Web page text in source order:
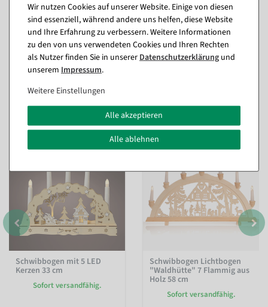
Passende Artikel zu diesem Produkt
(8)
%
Schwibbogen mit 5 LED
Kerzen 33 cm
Sofort versandfähig.
Schwibbogen Lichtbogen
"Waldhütte" 7 Flammig aus
Holz 58 cm
Sofort versandfähig.
Wir nutzen Cookies auf unserer Website. Einige von diesen
sind essenziell, während andere uns helfen, diese Website
und Ihre Erfahrung zu verbessern. Weitere Informationen
zu den von uns verwendeten Cookies und Ihren Rechten
als Nutzer finden Sie in unsererDaten­schutz­erklärung und
unserem Impressum.
Weitere Einstellungen
Alle akzeptieren
Alle ablehnen